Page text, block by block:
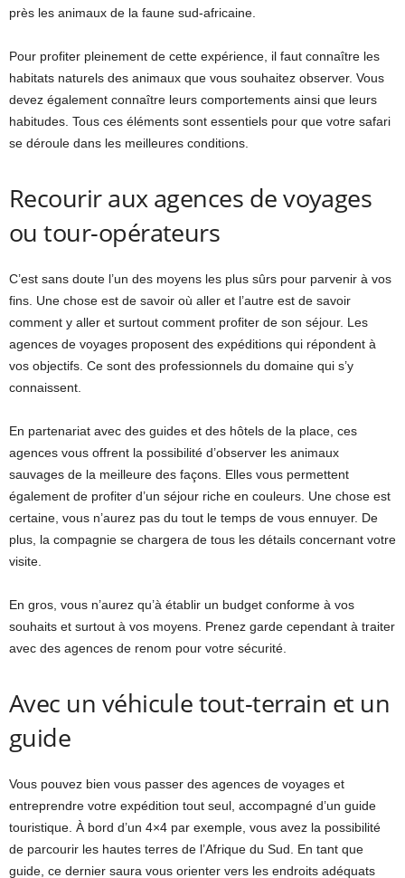
près les animaux de la faune sud-africaine.
Pour profiter pleinement de cette expérience, il faut connaître les
habitats naturels des animaux que vous souhaitez observer. Vous
devez également connaître leurs comportements ainsi que leurs
habitudes. Tous ces éléments sont essentiels pour que votre safari
se déroule dans les meilleures conditions.
Recourir aux agences de voyages
ou tour-opérateurs
C’est sans doute l’un des moyens les plus sûrs pour parvenir à vos
fins. Une chose est de savoir où aller et l’autre est de savoir
comment y aller et surtout comment profiter de son séjour. Les
agences de voyages proposent des expéditions qui répondent à
vos objectifs. Ce sont des professionnels du domaine qui s’y
connaissent.
En partenariat avec des guides et des hôtels de la place, ces
agences vous offrent la possibilité d’observer les animaux
sauvages de la meilleure des façons. Elles vous permettent
également de profiter d’un séjour riche en couleurs. Une chose est
certaine, vous n’aurez pas du tout le temps de vous ennuyer. De
plus, la compagnie se chargera de tous les détails concernant votre
visite.
En gros, vous n’aurez qu’à établir un budget conforme à vos
souhaits et surtout à vos moyens. Prenez garde cependant à traiter
avec des agences de renom pour votre sécurité.
Avec un véhicule tout-terrain et un
guide
Vous pouvez bien vous passer des agences de voyages et
entreprendre votre expédition tout seul, accompagné d’un guide
touristique. À bord d’un 4×4 par exemple, vous avez la possibilité
de parcourir les hautes terres de l’Afrique du Sud. En tant que
guide, ce dernier saura vous orienter vers les endroits adéquats